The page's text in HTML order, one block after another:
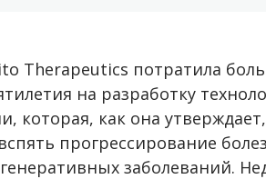
Therapeutics потратила
на разработку
которая, как она
прогрессирование
заболеваний.